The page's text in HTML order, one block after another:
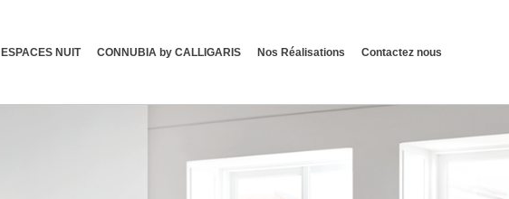
ESPACES NUIT CONNUBIA by CALLIGARIS Nos Réalisations Contactez nous